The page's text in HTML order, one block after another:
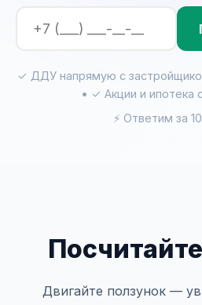
✓ ДДУ напрямую с
• ✓ Акции и ипотека
⚡ Ответим за
Двигайте ползунок —